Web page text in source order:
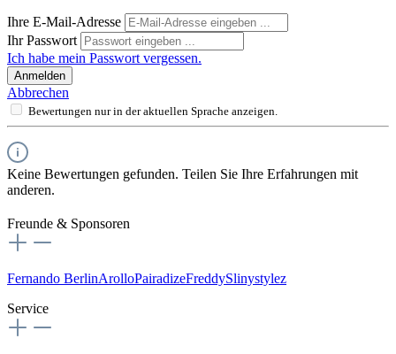
Ihre E-Mail-Adresse
Ihr Passwort
Ich habe mein Passwort vergessen.
Anmelden
Abbrechen
Bewertungen nur in der aktuellen Sprache anzeigen.
Keine Bewertungen gefunden. Teilen Sie Ihre Erfahrungen mit
anderen.
Freunde & Sponsoren
Fernando BerlinArolloPairadizeFreddySlinystylez
Service